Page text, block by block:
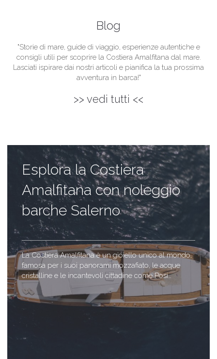
Blog
"Storie di mare, guide di viaggio, esperienze autentiche e
consigli utili per scoprire la Costiera Amalfitana dal mare.
Lasciati ispirare dai nostri articoli e pianifica la tua prossima
avventura in barca!"
>> vedi tutti <<
Esplora la Costiera
Amalfitana con noleggio
barche Salerno
La Costiera Amalfitana è un gioiello unico al mondo,
famosa per i suoi panorami mozzafiato, le acque
cristalline e le incantevoli cittadine come Posi…